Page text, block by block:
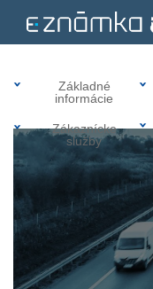
Základné
informácie
Zákaznícke
služby